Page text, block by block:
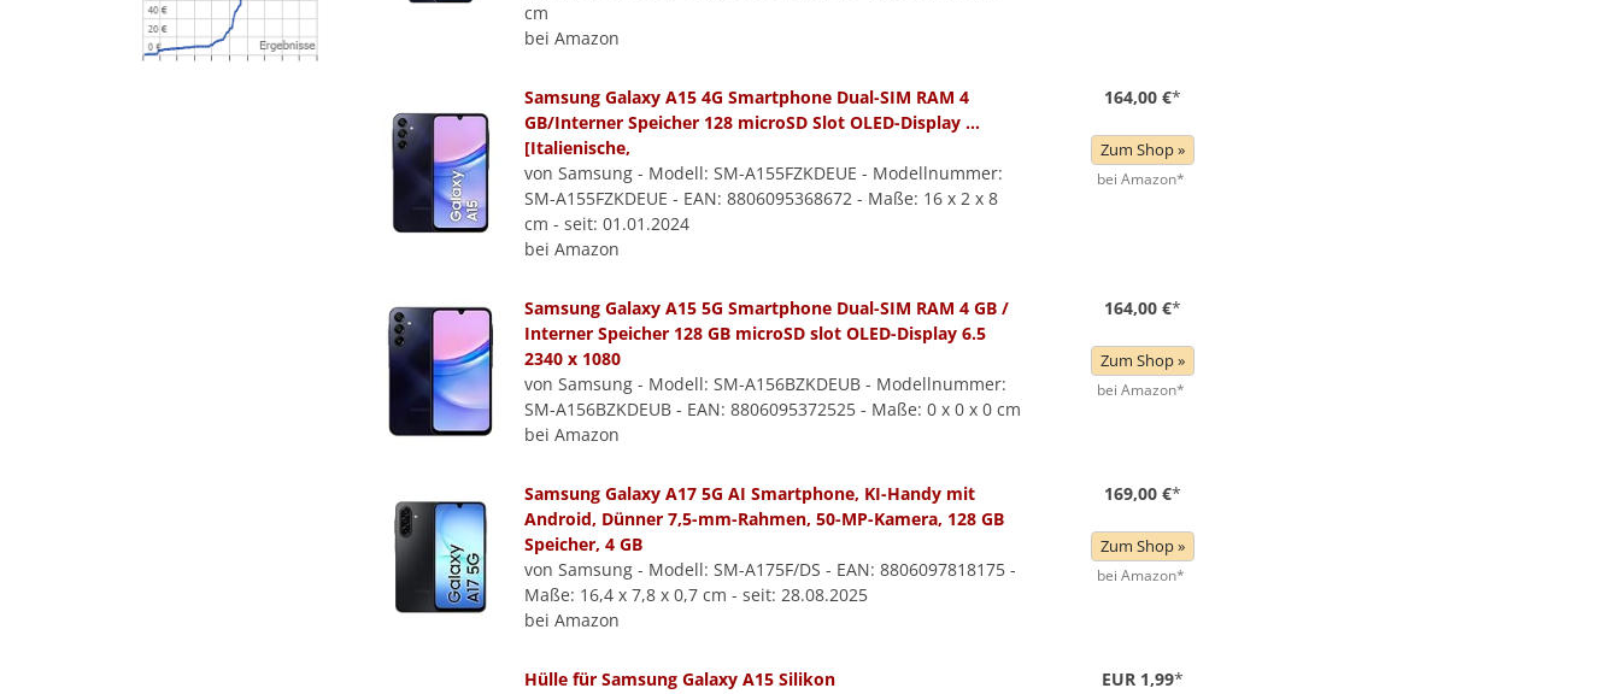
cm
bei Amazon
Samsung Galaxy A15 4G Smartphone Dual-SIM RAM 4
GB/Interner Speicher 128 microSD Slot OLED-Display ...
[Italienische,
von Samsung - Modell: SM-A155FZKDEUE - Modellnummer:
SM-A155FZKDEUE - EAN: 8806095368672 - Maße: 16 x 2 x 8
cm - seit: 01.01.2024
bei Amazon
164,00 €*
Zum Shop »
bei Amazon*
Samsung Galaxy A15 5G Smartphone Dual-SIM RAM 4 GB /
Interner Speicher 128 GB microSD slot OLED-Display 6.5
2340 x 1080
von Samsung - Modell: SM-A156BZKDEUB - Modellnummer:
SM-A156BZKDEUB - EAN: 8806095372525 - Maße: 0 x 0 x 0 cm
bei Amazon
164,00 €*
Zum Shop »
bei Amazon*
Samsung Galaxy A17 5G AI Smartphone, KI-Handy mit
Android, Dünner 7,5-mm-Rahmen, 50-MP-Kamera, 128 GB
Speicher, 4 GB
von Samsung - Modell: SM-A175F/DS - EAN: 8806097818175 -
Maße: 16,4 x 7,8 x 0,7 cm - seit: 28.08.2025
bei Amazon
169,00 €*
Zum Shop »
bei Amazon*
Hülle für Samsung Galaxy A15 Silikon EUR 1,99*